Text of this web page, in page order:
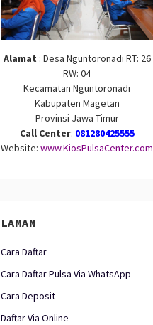
Alamat : Desa Nguntoronadi RT: 26
RW: 04
Kecamatan Nguntoronadi
Kabupaten Magetan
Provinsi Jawa Timur
Call Center: 081280425555
Website: www.KiosPulsaCenter.com
LAMAN
Cara Daftar
Cara Daftar Pulsa Via WhatsApp
Cara Deposit
Daftar Via Online